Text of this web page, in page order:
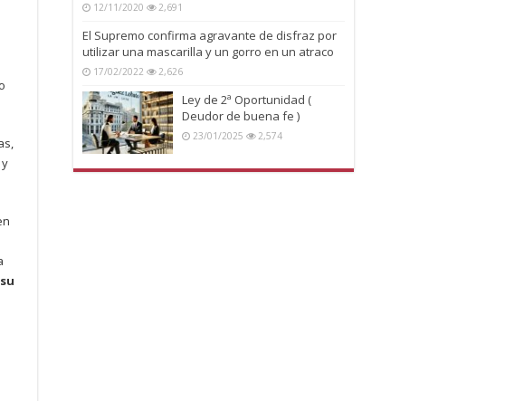
y
12/11/2020 2,691
El Supremo confirma agravante de disfraz por
utilizar una mascarilla y un gorro en un atraco
17/02/2022 2,626
Ley de 2ª Oportunidad (
Deudor de buena fe )
23/01/2025 2,574